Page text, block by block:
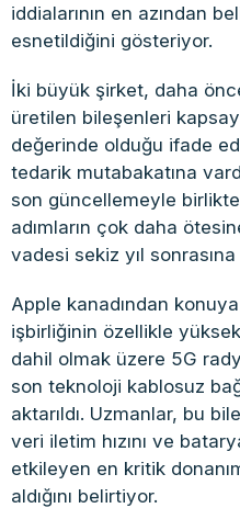
iddialarının en azından
esnetildiğini gösteriyor.
İki büyük şirket, daha
üretilen bileşenleri
değerinde olduğu ifade
tedarik mutabakatına
son güncellemeyle
adımların çok daha
vadesi sekiz yıl
Apple kanadından
işbirliğinin özellikle
dahil olmak üzere 5G
son teknoloji kablosuz
aktarıldı. Uzmanlar, bu
veri iletim hızını ve
etkileyen en kritik
aldığını belirtiyor.